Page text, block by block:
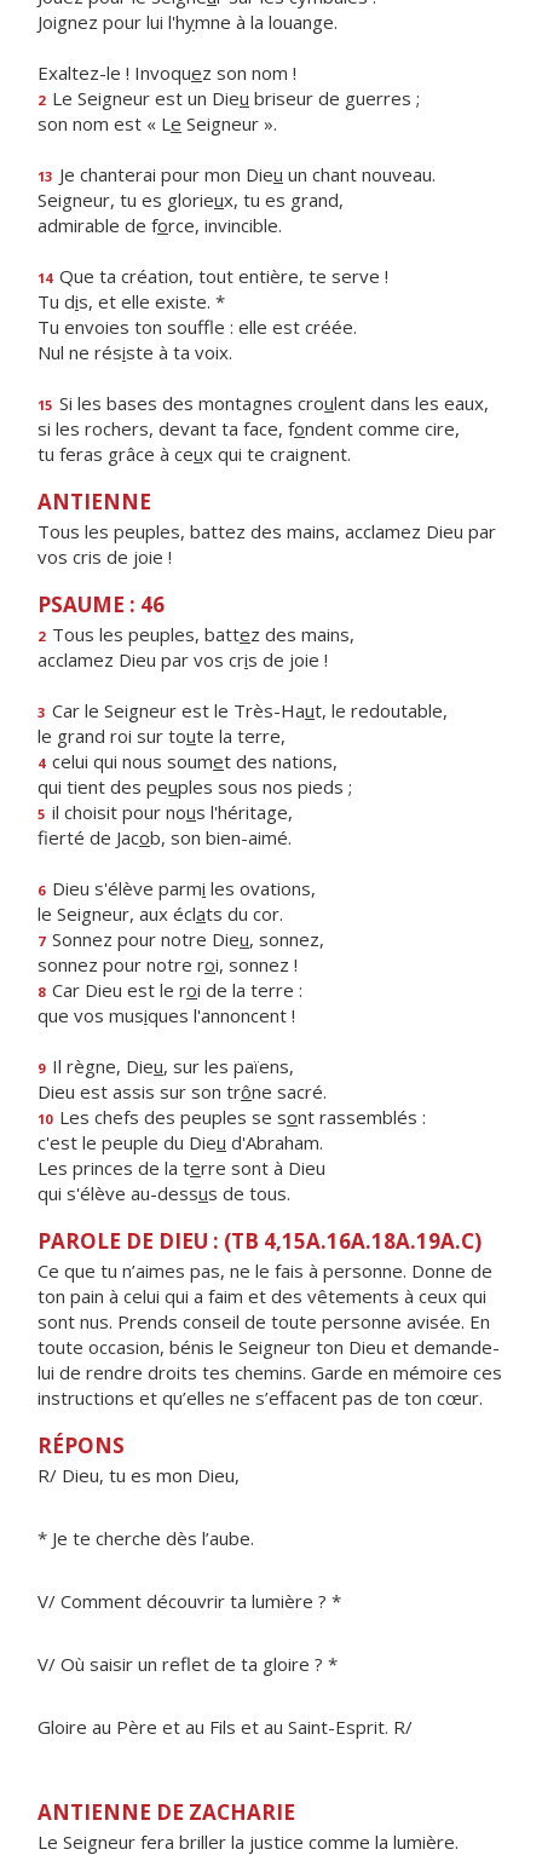
Joignez pour lui l'hymne à la louange.
Exaltez-le ! Invoquez son nom !
2 Le Seigneur est un Dieu briseur de guerres ;
son nom est « Le Seigneur ».
13 Je chanterai pour mon Dieu un chant nouveau.
Seigneur, tu es glorieux, tu es grand,
admirable de force, invincible.
14 Que ta création, tout entière, te serve !
Tu dis, et elle existe. *
Tu envoies ton souffle : elle est créée.
Nul ne résiste à ta voix.
15 Si les bases des montagnes croulent dans les eaux,
si les rochers, devant ta face, fondent comme cire,
tu feras grâce à ceux qui te craignent.
ANTIENNE
Tous les peuples, battez des mains, acclamez Dieu par
vos cris de joie !
PSAUME : 46
2 Tous les peuples, battez des mains,
acclamez Dieu par vos cris de joie !
3 Car le Seigneur est le Très-Haut, le redoutable,
le grand roi sur toute la terre,
4 celui qui nous soumet des nations,
qui tient des peuples sous nos pieds ;
5 il choisit pour nous l'héritage,
fierté de Jacob, son bien-aimé.
6 Dieu s'élève parmi les ovations,
le Seigneur, aux éclats du cor.
7 Sonnez pour notre Dieu, sonnez,
sonnez pour notre roi, sonnez !
8 Car Dieu est le roi de la terre :
que vos musiques l'annoncent !
9 Il règne, Dieu, sur les païens,
Dieu est assis sur son trône sacré.
10 Les chefs des peuples se sont rassemblés :
c'est le peuple du Dieu d'Abraham.
Les princes de la terre sont à Dieu
qui s'élève au-dessus de tous.
PAROLE DE DIEU : (TB 4,15A.16A.18A.19A.C)
Ce que tu n’aimes pas, ne le fais à personne. Donne de
ton pain à celui qui a faim et des vêtements à ceux qui
sont nus. Prends conseil de toute personne avisée. En
toute occasion, bénis le Seigneur ton Dieu et demande-
lui de rendre droits tes chemins. Garde en mémoire ces
instructions et qu’elles ne s’effacent pas de ton cœur.
RÉPONS
R/ Dieu, tu es mon Dieu,
* Je te cherche dès l’aube.
V/ Comment découvrir ta lumière ? *
V/ Où saisir un reflet de ta gloire ? *
Gloire au Père et au Fils et au Saint-Esprit. R/
ANTIENNE DE ZACHARIE
Le Seigneur fera briller la justice comme la lumière.